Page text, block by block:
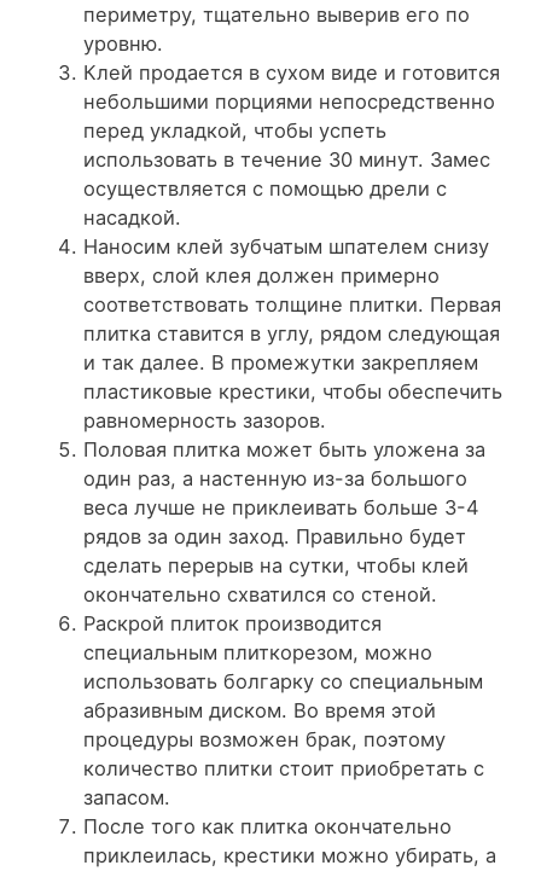
периметру, тщательно выверив его по
уровню.
Клей продается в сухом виде и готовится
небольшими порциями непосредственно
перед укладкой, чтобы успеть
использовать в течение 30 минут. Замес
осуществляется с помощью дрели с
насадкой.
Наносим клей зубчатым шпателем снизу
вверх, слой клея должен примерно
соответствовать толщине плитки. Первая
плитка ставится в углу, рядом следующая
и так далее. В промежутки закрепляем
пластиковые крестики, чтобы обеспечить
равномерность зазоров.
Половая плитка может быть уложена за
один раз, а настенную из-за большого
веса лучше не приклеивать больше 3-4
рядов за один заход. Правильно будет
сделать перерыв на сутки, чтобы клей
окончательно схватился со стеной.
Раскрой плиток производится
специальным плиткорезом, можно
использовать болгарку со специальным
абразивным диском. Во время этой
процедуры возможен брак, поэтому
количество плитки стоит приобретать с
запасом.
После того как плитка окончательно
приклеилась, крестики можно убирать, а